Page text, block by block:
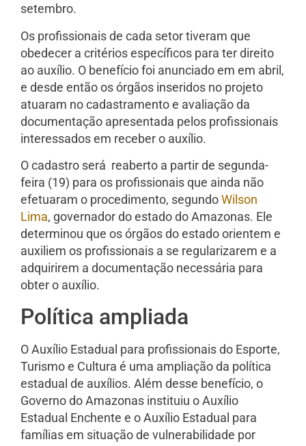
setembro.
Os profissionais de cada setor tiveram que
obedecer a critérios específicos para ter direito
ao auxílio. O benefício foi anunciado em em abril,
e desde então os órgãos inseridos no projeto
atuaram no cadastramento e avaliação da
documentação apresentada pelos profissionais
interessados em receber o auxílio.
O cadastro será reaberto a partir de segunda-
feira (19) para os profissionais que ainda não
efetuaram o procedimento, segundoWilson
Lima, governador do estado do Amazonas. Ele
determinou que os órgãos do estado orientem e
auxiliem os profissionais a se regularizarem e a
adquirirem a documentação necessária para
obter o auxílio.
Política ampliada
O Auxílio Estadual para profissionais do Esporte,
Turismo e Cultura é uma ampliação da política
estadual de auxílios. Além desse benefício, o
Governo do Amazonas instituiu o Auxílio
Estadual Enchente e o Auxílio Estadual para
famílias em situação de vulnerabilidade por